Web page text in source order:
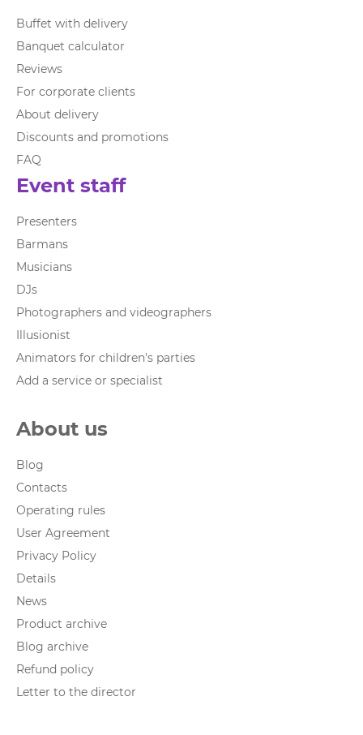
Buffet with delivery
Banquet calculator
Reviews
For corporate clients
About delivery
Discounts and promotions
FAQ
Event staff
Presenters
Barmans
Musicians
DJs
Photographers and videographers
Illusionist
Animators for children's parties
Add a service or specialist
About us
Blog
Contacts
Operating rules
User Agreement
Privacy Policy
Details
News
Product archive
Blog archive
Refund policy
Letter to the director